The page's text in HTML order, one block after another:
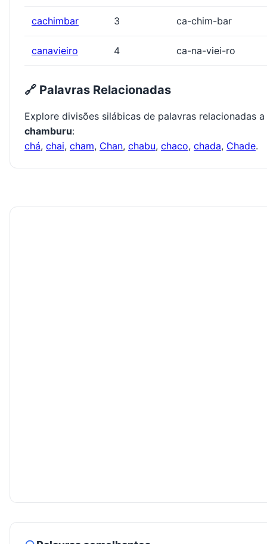
cachimbar 3 ca-chim-bar
canavieiro 4 ca-na-viei-ro
🔗 Palavras Relacionadas
Explore divisões silábicas de palavras relacionadas a
chamburu:
chá, chai, cham, Chan, chabu, chaco, chada, Chade.